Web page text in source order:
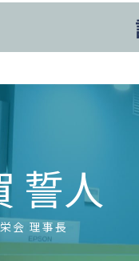
誓人
会 理事長